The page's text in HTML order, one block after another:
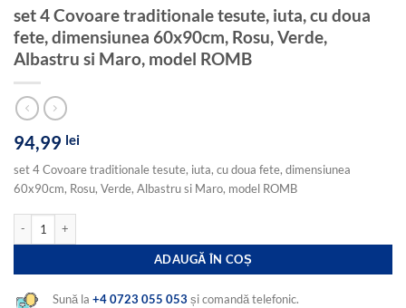
set 4 Covoare traditionale tesute, iuta, cu doua
fete, dimensiunea 60x90cm, Rosu, Verde,
Albastru si Maro, model ROMB
94,99 lei
set 4 Covoare traditionale tesute, iuta, cu doua fete, dimensiunea
60x90cm, Rosu, Verde, Albastru si Maro, model ROMB
Cantitate set 4 Covoare traditionale tesute, iuta, cu doua fete, dimensiunea
ADAUGĂ ÎN COȘ
Sună la+4 0723 055 053 și comandă telefonic.